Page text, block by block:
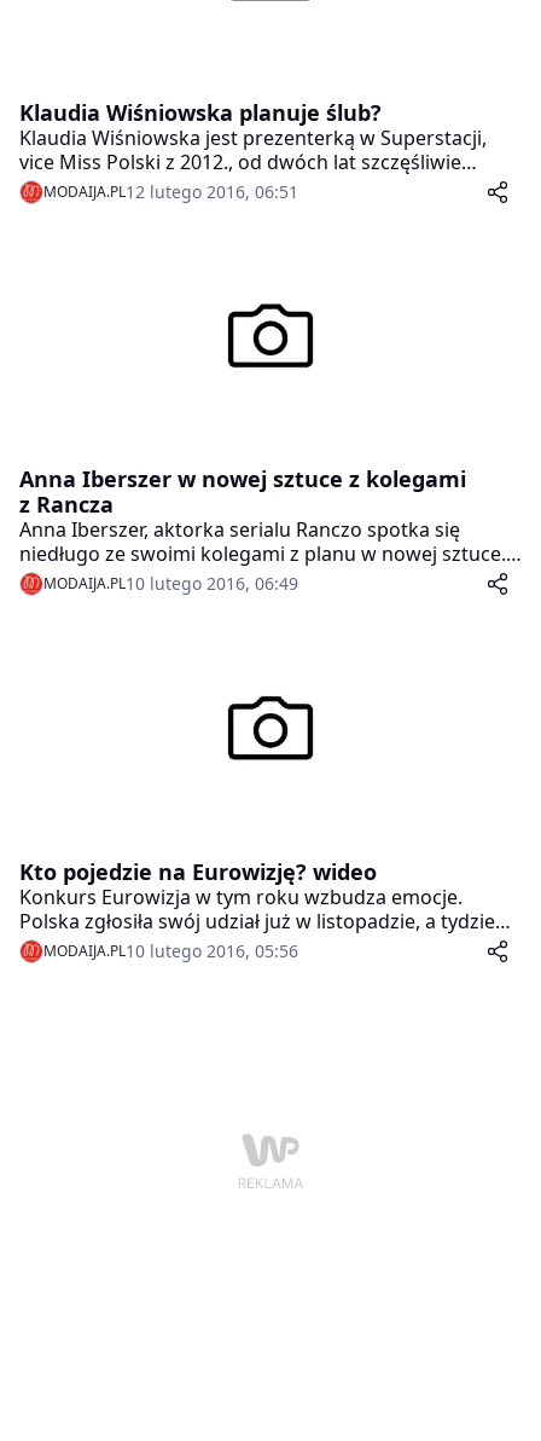
Klaudia Wiśniowska planuje ślub?
Klaudia Wiśniowska jest prezenterką w Superstacji,
vice Miss Polski z 2012., od dwóch lat szczęśliwie
zaręczona.
MODAIJA.PL12 lutego 2016, 06:51
Anna Iberszer w nowej sztuce z kolegami
z Rancza
Anna Iberszer, aktorka serialu Ranczo spotka się
niedługo ze swoimi kolegami z planu w nowej sztuce.
Na razie odpoczywa w górach na nartach, aby zebrać
dużo energii przed nowym sezonem. Jest w trakcie
MODAIJA.PL10 lutego 2016, 06:49
Kto pojedzie na Eurowizję? wideo
Konkurs Eurowizja w tym roku wzbudza emocje.
Polska zgłosiła swój udział już w listopadzie, a tydzień
temu nowe władze TVP ogłosiły, że tylko przez tydzień
przyjmują zgłoszenia na polskie preselekcje.
MODAIJA.PL10 lutego 2016, 05:56